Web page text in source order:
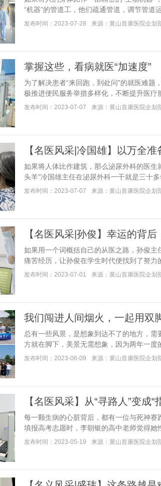
“机器”的管道工，他们疏通管道，调节管道
发布时间：2023-07-28 来源：黄山首康医院企划
掌握这些，看病就医“加速度”
为了解决患者“来回跑，到处问”的就医难
极推进便民服务举措多样化，不断提升医疗
发布时间：2023-07-07 来源：黄山首康医院企划
【名医风采|冷国雄】以万全准
如果将人体比作建筑，那么泌尿外科的医生
头羊”冷国雄主任在泌尿外科一干就是三十多
发布时间：2023-07-07 来源：黄山首康医院企划
【名医风采|孙俊】幸运的背
如果用一个词概括自己的从医之路，孙俊主
痛苦经历，让孙俊在学生时代便找到了努
发布时间：2023-07-01 来源：黄山首康医院企划
我们闯进人间烟火，一起用双
总有一些风景，是想象到达不了的地方，
方就在脚下，美景无需想象，因为两年一度
发布时间：2023-06-09 来源：黄山首康医院企划
【名医风采】从“寻路人”变成“
每一颗生病的心脏背后，都有一位与死神赛
填报高考志愿时，李朝银的高中老师觉得她
发布时间：2023-05-19 来源：黄山首康医院企划